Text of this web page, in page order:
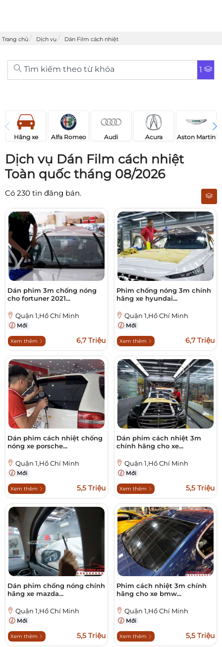
Trang chủ Dịch vụ Dán Film cách nhiệt
Tìm kiếm theo từ khóa 1
Hãng xe Alfa Romeo Audi Acura Aston Martin
Dịch vụ Dán Film cách nhiệt
Toàn quốc tháng 08/2026
Có 230 tin đăng bán.
Dán phim 3m chống nóng
cho fortuner 2021...
Quận 1,Hồ Chí Minh
Mới
Xem thêm 6,7 Triệu
Phim chống nóng 3m chính
hãng xe hyundai...
Quận 1,Hồ Chí Minh
Mới
Xem thêm 6,7 Triệu
Dán phim cách nhiệt chống
nóng xe porsche...
Quận 1,Hồ Chí Minh
Mới
Xem thêm 5,5 Triệu
Dán phim cách nhiệt 3m
chính hãng cho xe...
Quận 1,Hồ Chí Minh
Mới
Xem thêm 5,5 Triệu
Dán phim chống nóng chính
hãng xe mazda...
Quận 1,Hồ Chí Minh
Mới
Xem thêm 5,5 Triệu
Phim cách nhiệt 3m chính
hãng cho xe bmw...
Quận 1,Hồ Chí Minh
Mới
Xem thêm 5,5 Triệu